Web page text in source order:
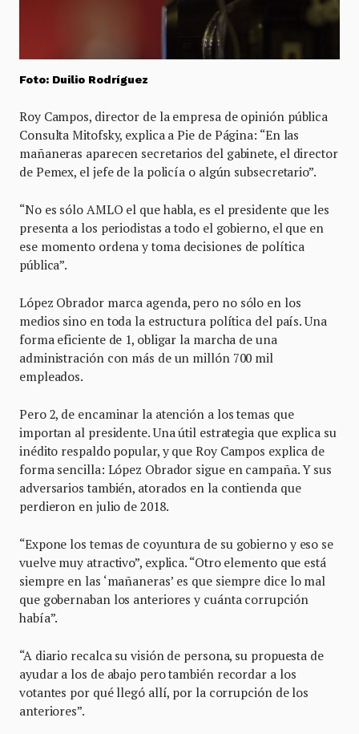
Foto: Duilio Rodríguez
Roy Campos, director de la empresa de opinión pública
Consulta Mitofsky, explica a Pie de Página: “En las
mañaneras aparecen secretarios del gabinete, el director
de Pemex, el jefe de la policía o algún subsecretario”.
“No es sólo AMLO el que habla, es el presidente que les
presenta a los periodistas a todo el gobierno, el que en
ese momento ordena y toma decisiones de política
pública”.
López Obrador marca agenda, pero no sólo en los
medios sino en toda la estructura política del país. Una
forma eficiente de 1, obligar la marcha de una
administración con más de un millón 700 mil
empleados.
Pero 2, de encaminar la atención a los temas que
importan al presidente. Una útil estrategia que explica su
inédito respaldo popular, y que Roy Campos explica de
forma sencilla: López Obrador sigue en campaña. Y sus
adversarios también, atorados en la contienda que
perdieron en julio de 2018.
“Expone los temas de coyuntura de su gobierno y eso se
vuelve muy atractivo”, explica. “Otro elemento que está
siempre en las ‘mañaneras’ es que siempre dice lo mal
que gobernaban los anteriores y cuánta corrupción
había”.
“A diario recalca su visión de persona, su propuesta de
ayudar a los de abajo pero también recordar a los
votantes por qué llegó allí, por la corrupción de los
anteriores”.